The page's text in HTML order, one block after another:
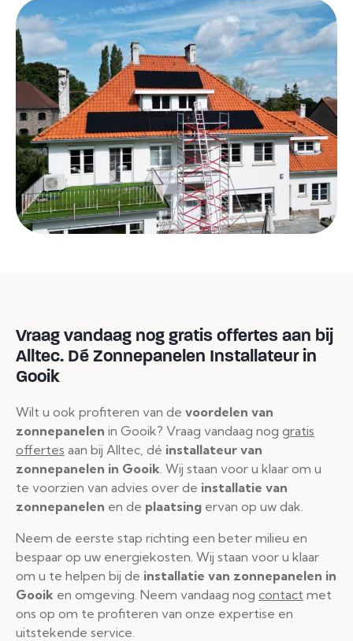
Vraag vandaag nog gratis offertes aan bij
Alltec. Dé Zonnepanelen Installateur in
Gooik
Wilt u ook profiteren van de voordelen van
zonnepanelen in Gooik? Vraag vandaag nog gratis
offertes aan bij Alltec, dé installateur van
zonnepanelen in Gooik . Wij staan voor u klaar om u
te voorzien van advies over de installatie van
zonnepanelen en de plaatsing ervan op uw dak.
Neem de eerste stap richting een beter milieu en
bespaar op uw energiekosten. Wij staan voor u klaar
om u te helpen bij de installatie van zonnepanelen in
Gooik en omgeving. Neem vandaag nog contact met
ons op om te profiteren van onze expertise en
uitstekende service.